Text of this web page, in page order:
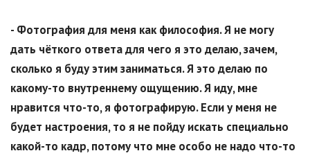
- Фотография для меня как философия. Я не могу
дать чёткого ответа для чего я это делаю, зачем,
сколько я буду этим заниматься. Я это делаю по
какому-то внутреннему ощущению. Я иду, мне
нравится что-то, я фотографирую. Если у меня не
будет настроения, то я не пойду искать специально
какой-то кадр, потому что мне особо не надо что-то